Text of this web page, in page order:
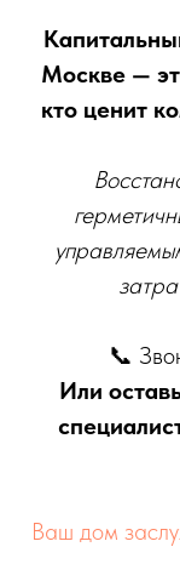
Москве —
кто ценит
📞
Или
Ваш дом